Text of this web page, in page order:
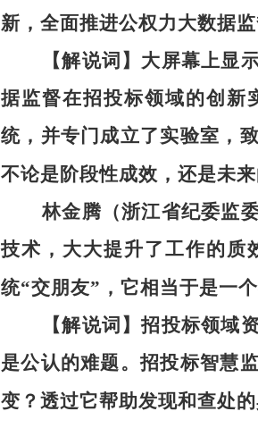
新，全面推进公权力大数据
【解说词】 大屏幕上显
据监督在招投标领域的创新
统，并专门成立了实验室，
不论是阶段性成效，还是未
林金腾（浙江省纪委监
技术，大大提升了工作的质
统“交朋友”，它相当于是一
【解说词】招投标领域
是公认的难题。招投标智慧
变？透过它帮助发现和查处